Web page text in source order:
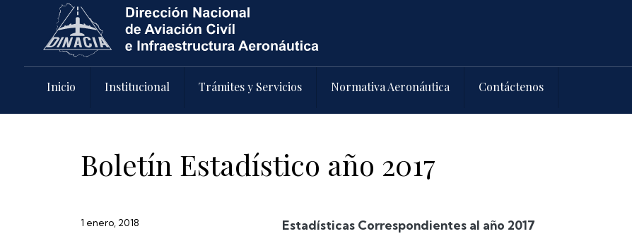
Pasar al contenido principal
Inicio Institucional Trámites y Servicios Normativa Aeronáutica Contáctenos
Boletín Estadístico año 2017
1 enero, 2018 Estadísticas Correspondientes al año 2017